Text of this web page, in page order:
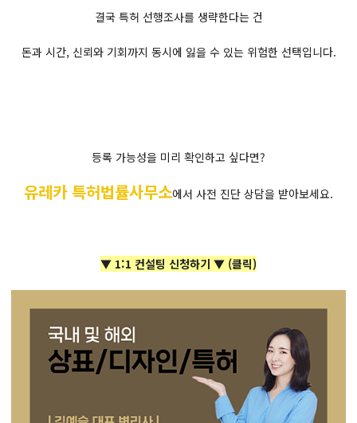
결국 특허 선행조사를 생략한다는 건
돈과 시간, 신뢰와 기회까지 동시에 잃을 수 있는 위험한 선택입니다.
등록 가능성을 미리 확인하고 싶다면?
유레카 특허법률사무소에서 사전 진단 상담을 받아보세요.
▼ 1:1 컨설팅 신청하기 ▼ (클릭)